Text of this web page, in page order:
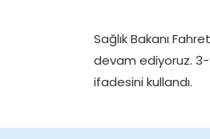
Sağlık Bakanı
devam ediyoruz. 3-
ifadesini kullandı.